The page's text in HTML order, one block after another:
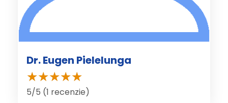
Dr. Eugen Pielelunga
5/5 (1 recenzie)